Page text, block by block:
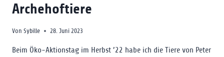
Archehoftiere
Von Sybille 28. Juni 2023
Beim Öko-Aktionstag im Herbst ’22 habe ich die Tiere von Peter